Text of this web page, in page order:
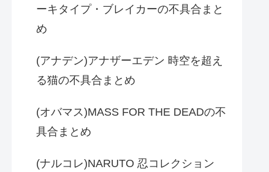
ーキタイプ・ブレイカーの不具合まと
め
(アナデン)アナザーエデン 時空を超え
る猫の不具合まとめ
(オバマス)MASS FOR THE DEADの不
具合まとめ
(ナルコレ)NARUTO 忍コレクション